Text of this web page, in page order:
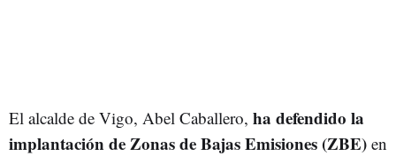
El alcalde de Vigo, Abel Caballero, ha defendido la
implantación de Zonas de Bajas Emisiones (ZBE) en